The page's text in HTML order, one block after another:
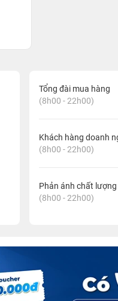
Tổng đài mua hàng
(8h00 - 22h00)
Khách hàng doanh
(8h00 - 22h00)
Phản ánh chất lượng
(8h00 - 22h00)